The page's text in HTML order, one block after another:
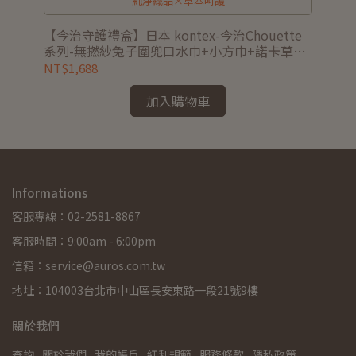
【今治守護禮盒】日本 kontex-今治Chouette
系列-無撚紗兔子圍兜口水巾+小方巾+諾卡草本
寶寶秀秀霜40g (附禮盒/提袋/小卡可代寫)
NT$1,688
加入購物車
Informations
客服專線：02-2581-8867
客服時間：9:00am - 6:00pm
信箱：service@auros.com.tw
地址：104003台北市中山區長安東路一段21號9樓
關於我們